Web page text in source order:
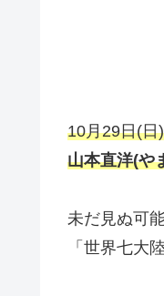
10月29日(日
山本直洋(や
未だ見ぬ可
「世界七大